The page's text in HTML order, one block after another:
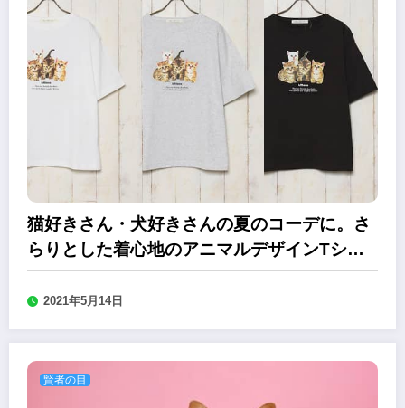
猫好きさん・犬好きさんの夏のコーデに。​さ
らりとした着心地のアニマルデザイン​Tシャ
ツ
2021年5月14日
賢者の目